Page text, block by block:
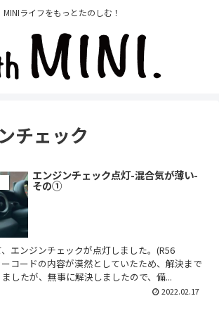
MINIライフをもっとたのしむ！
チェック
エンジンチェック点灯-混合気が薄い-
その①
エンジンチェックが点灯しました。(R56
コードの内容が漠然としていたため、解決まで
したが、無事に解決しましたので、備...
2022.02.17